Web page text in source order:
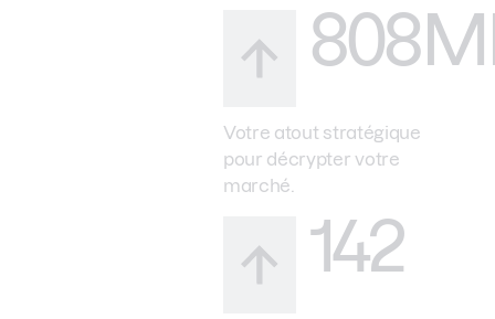
Votre atout stratégique
pour décrypter votre
marché.
142